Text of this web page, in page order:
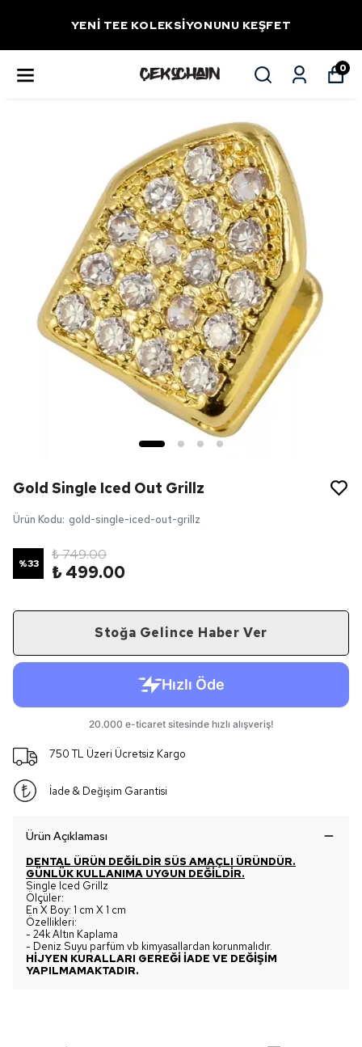
YENİ TEE KOLEKSİYONUNU KEŞFET
0
Gold Single Iced Out Grillz
Ürün Kodu: gold-single-iced-out-grillz
%33
₺ 749.00
₺ 499.00
Stoğa Gelince Haber Ver
750 TL Üzeri Ücretsiz Kargo
İade & Değişim Garantisi
Ürün Açıklaması
DENTAL ÜRÜN DEĞİLDİR SÜS AMAÇLI ÜRÜNDÜR.
GÜNLÜK KULLANIMA UYGUN DEĞİLDİR.
Single Iced Grillz
Ölçüler:
En X Boy: 1 cm X 1 cm
Özellikleri:
- 24k Altın Kaplama
- Deniz Suyu parfüm vb kimyasallardan korunmalıdır.
HİJYEN KURALLARI GEREĞİ İADE VE DEĞİŞİM
YAPILMAMAKTADIR.